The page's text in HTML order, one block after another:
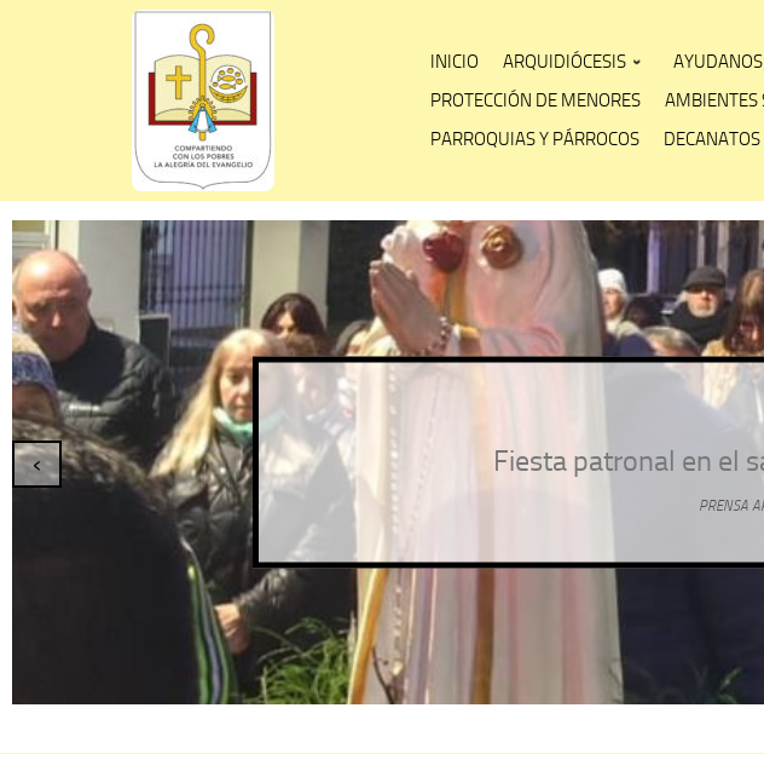
INICIO ARQUIDIÓCESIS
PROTECCIÓN DE MENORES
AMBIENTES
PARROQUIAS Y PÁRROCOS
Fiesta patronal en el
PRENSA
‹